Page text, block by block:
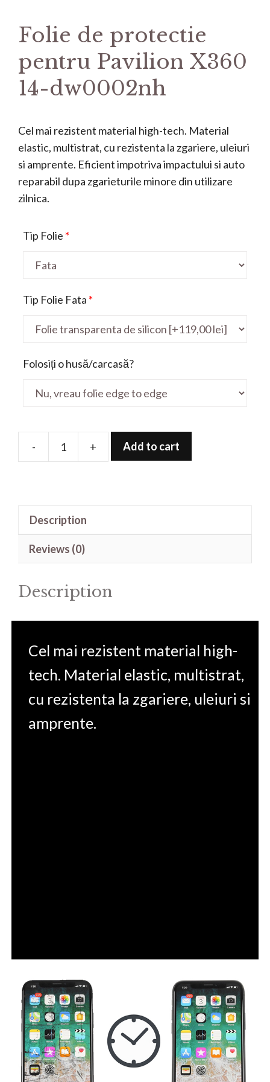
Folie de protectie
pentru Pavilion X360
14-dw0002nh
Cel mai rezistent material high-tech. Material
elastic, multistrat, cu rezistenta la zgariere, uleiuri
si amprente. Eficient impotriva impactului si auto
reparabil dupa zgarieturile minore din utilizare
zilnica.
Tip Folie *
Tip Folie Fata *
Folosiți o husă/carcasă?
-
Folie
quantity
+ Add to cart
Description
Reviews (0)
Description
Cel mai rezistent material high-
tech. Material elastic, multistrat,
cu rezistenta la zgariere, uleiuri si
amprente.